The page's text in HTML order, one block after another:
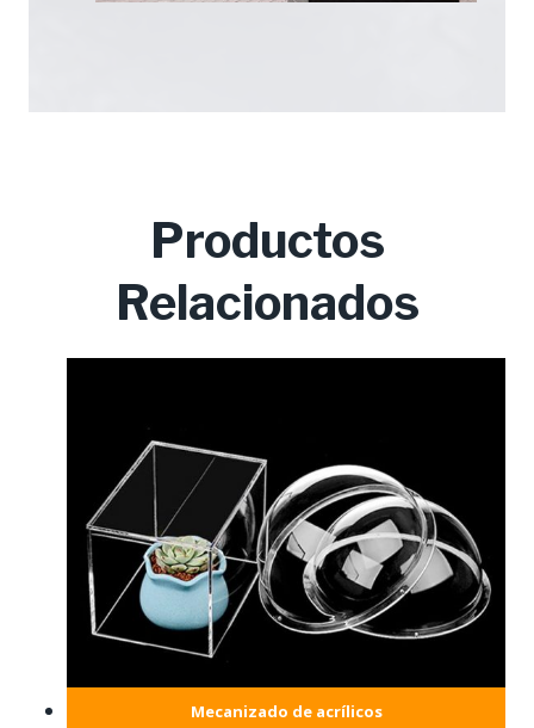
Productos
Relacionados
Mecanizado de acrílicos